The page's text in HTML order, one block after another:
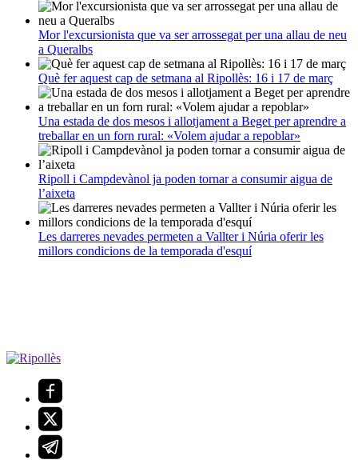
Mor l'excursionista que va ser arrossegat per una allau de neu
a Queralbs
Què fer aquest cap de setmana al Ripollès: 16 i 17 de març
Una estada de dos mesos i allotjament a Beget per aprendre a
treballar en un forn rural: «Volem ajudar a repoblar»
Ripoll i Campdevànol ja poden tornar a consumir aigua de
l’aixeta
Les darreres nevades permeten a Vallter i Núria oferir les
millors condicions de la temporada d'esquí